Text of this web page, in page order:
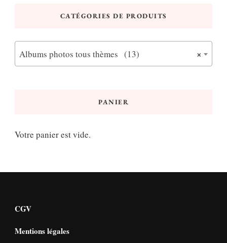
CATÉGORIES DE PRODUITS
×
Albums photos tous thèmes (13)
PANIER
Votre panier est vide.
CGV
Mentions légales